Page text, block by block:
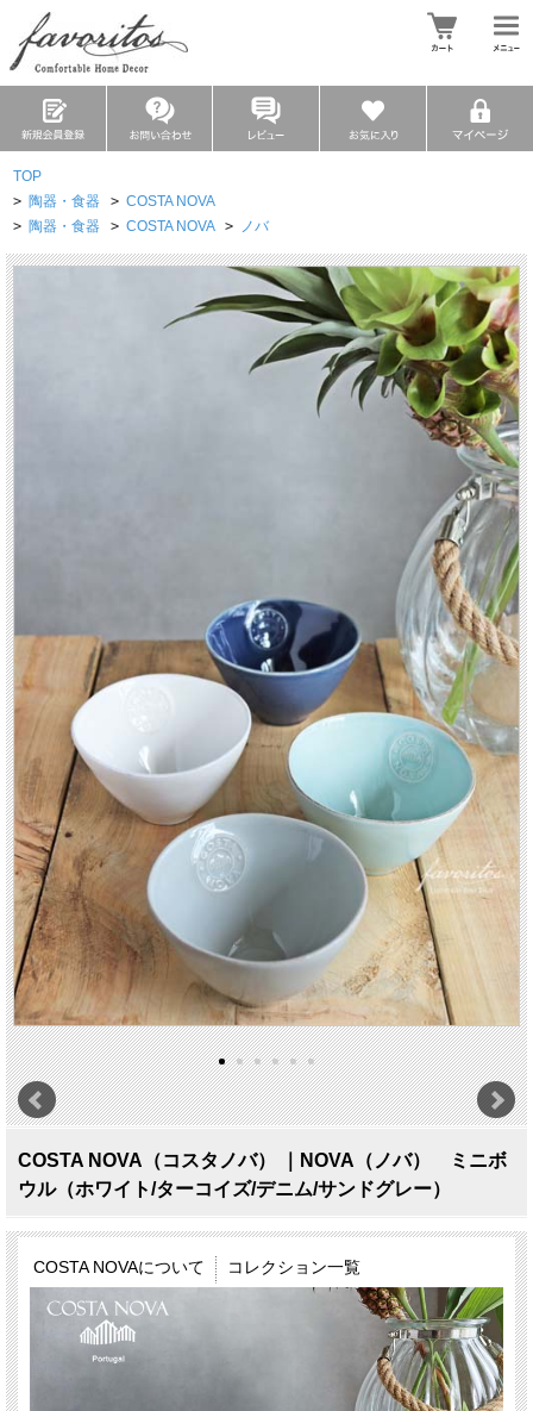
TOP
> 陶器・食器 > COSTA NOVA
> 陶器・食器 > COSTA NOVA > ノバ
COSTA NOVA（コスタノバ） ｜NOVA（ノバ） ミニボ
ウル（ホワイト/ターコイズ/デニム/サンドグレー）
COSTA NOVAについて コレクション一覧